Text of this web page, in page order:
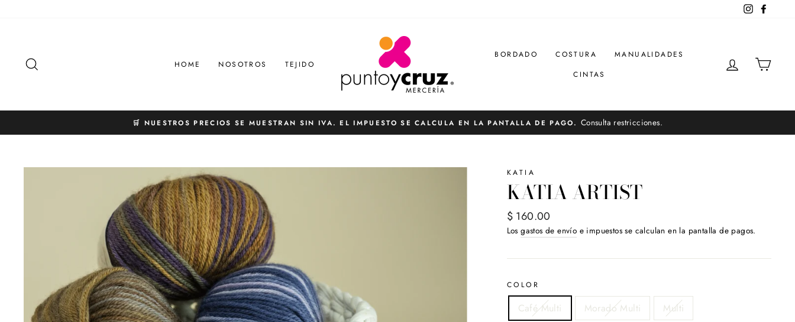
Instagram
HOME NOSOTROS TEJIDO
BORDADO COSTURA
MANUALIDADES
CINTAS
INGRESAR
diapositivas
🛒 NUESTROS PRECIOS SE MUESTRAN SIN IVA. EL IMPUESTO SE CALCULA EN LA PANTALLA DE PAGO. Consulta restricciones.
KATIA
KATIA ARTIST
Precio
habitual
$ 160.00
Losgastos de envío e impuestos se calculan en la pantalla de pagos.
COLOR
Café Multi Morado Multi Multi